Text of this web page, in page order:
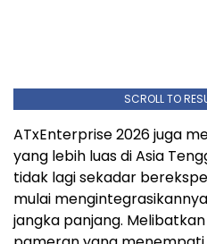
SCROLL TO
ATxEnterprise 2026 juga
yang lebih luas di Asia
tidak lagi sekadar
mulai
jangka panjang.